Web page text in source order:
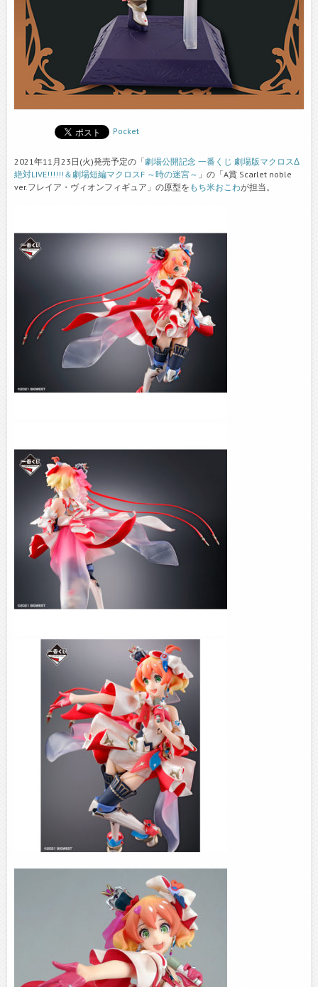
Pocket
2021年11月23日(火)発売予定の「劇場公開記念 一番くじ 劇場版マクロスΔ
絶対LIVE!!!!!!＆劇場短編マクロスF ～時の迷宮～ 」の「A賞 Scarlet noble
ver.フレイア・ヴィオンフィギュア」の原型を もち米おこわが担当。